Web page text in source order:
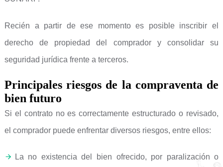
Recién a partir de ese momento es posible inscribir el
derecho de propiedad del comprador y consolidar su
seguridad jurídica frente a terceros.
Principales riesgos de la compraventa de
bien futuro
Si el contrato no es correctamente estructurado o revisado,
el comprador puede enfrentar diversos riesgos, entre ellos:
La no existencia del bien ofrecido, por paralización o